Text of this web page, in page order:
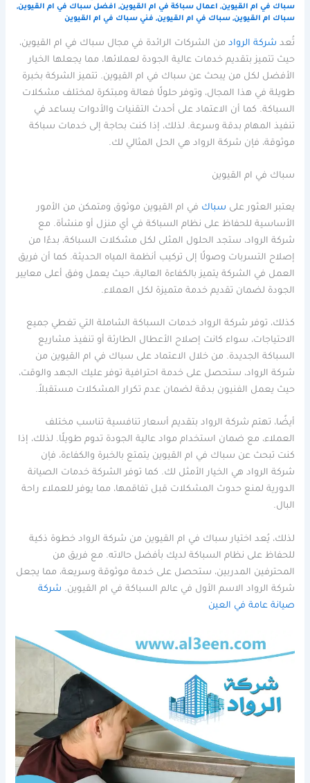
سباك في ام القيوين, اعمال سباكة في ام القيوين, افضل سباك في ام القيوين,
سباك ام القيوين,سباك في ام القيوين, فني سباك في ام القيوين
تُعد شركة الرواد من الشركات الرائدة في مجال سباك في ام القيوين،
حيث تتميز بتقديم خدمات عالية الجودة لعملائها، مما يجعلها الخيار
الأفضل لكل من يبحث عن سباك في ام القيوين. تتميز الشركة بخبرة
طويلة في هذا المجال، وتوفر حلولًا فعالة ومبتكرة لمختلف مشكلات
السباكة. كما أن الاعتماد على أحدث التقنيات والأدوات يساعد في
تنفيذ المهام بدقة وسرعة. لذلك، إذا كنت بحاجة إلى خدمات سباكة
موثوقة، فإن شركة الرواد هي الحل المثالي لك.
سباك في ام القيوين
يعتبر العثور على سباك في ام القيوين موثوق ومتمكن من الأمور
الأساسية للحفاظ على نظام السباكة في أي منزل أو منشأة. مع
شركة الرواد، ستجد الحلول المثلى لكل مشكلات السباكة، بدءًا من
إصلاح التسربات وصولًا إلى تركيب أنظمة المياه الحديثة. كما أن فريق
العمل في الشركة يتميز بالكفاءة العالية، حيث يعمل وفق أعلى معايير
الجودة لضمان تقديم خدمة متميزة لكل العملاء.
كذلك، توفر شركة الرواد خدمات السباكة الشاملة التي تغطي جميع
الاحتياجات، سواء كانت إصلاح الأعطال الطارئة أو تنفيذ مشاريع
السباكة الجديدة. من خلال الاعتماد على سباك في ام القيوين من
شركة الرواد، ستحصل على خدمة احترافية توفر عليك الجهد والوقت،
حيث يعمل الفنيون بدقة لضمان عدم تكرار المشكلات مستقبلاً.
أيضًا، تهتم شركة الرواد بتقديم أسعار تنافسية تناسب مختلف
العملاء، مع ضمان استخدام مواد عالية الجودة تدوم طويلًا. لذلك، إذا
كنت تبحث عن سباك في ام القيوين يتمتع بالخبرة والكفاءة، فإن
شركة الرواد هي الخيار الأمثل لك. كما توفر الشركة خدمات الصيانة
الدورية لمنع حدوث المشكلات قبل تفاقمها، مما يوفر للعملاء راحة
البال.
لذلك، يُعد اختيار سباك في ام القيوين من شركة الرواد خطوة ذكية
للحفاظ على نظام السباكة لديك بأفضل حالاته. مع فريق من
المحترفين المدربين، ستحصل على خدمة موثوقة وسريعة، مما يجعل
شركة الرواد الاسم الأول في عالم السباكة في ام القيوين. شركة
صيانة عامة في العين